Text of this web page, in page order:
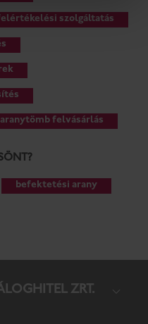
szolgáltatás
felvásárlás
befektetési arany
ZRT.